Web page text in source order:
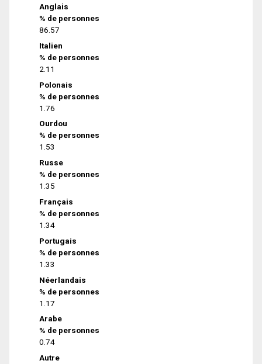
Anglais
% de personnes
86.57
Italien
% de personnes
2.11
Polonais
% de personnes
1.76
Ourdou
% de personnes
1.53
Russe
% de personnes
1.35
Français
% de personnes
1.34
Portugais
% de personnes
1.33
Néerlandais
% de personnes
1.17
Arabe
% de personnes
0.74
Autre